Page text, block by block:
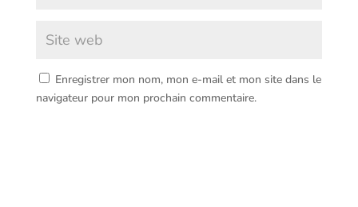
Enregistrer mon nom, mon e-mail et mon site dans le
navigateur pour mon prochain commentaire.